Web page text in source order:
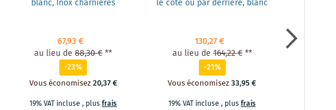
blanc, Inox charnières
67,93 €
au lieu de 88,30 €**
-23%
Vous économisez20,37 €
19% VAT incluse , plusfrais
le côté ou par derrière, blanc
130,27 €
au lieu de 164,22 € **
-21%
Vous économisez33,95 €
19% VAT incluse , plusfrais